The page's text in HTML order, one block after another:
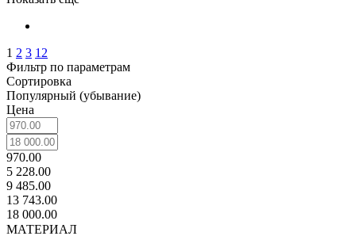
1 2 3 12
Фильтр по параметрам
Сортировка
Популярный (убывание)
Цена
970.00
5 228.00
9 485.00
13 743.00
18 000.00
МАТЕРИАЛ